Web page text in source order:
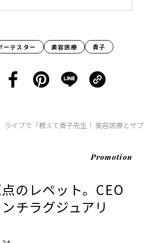
ーテスター 美容医療 貴子
ライブで「教えて貴子先生！ 美容医療とサ
Promotion
のレペット。CEO
チラグジュアリ